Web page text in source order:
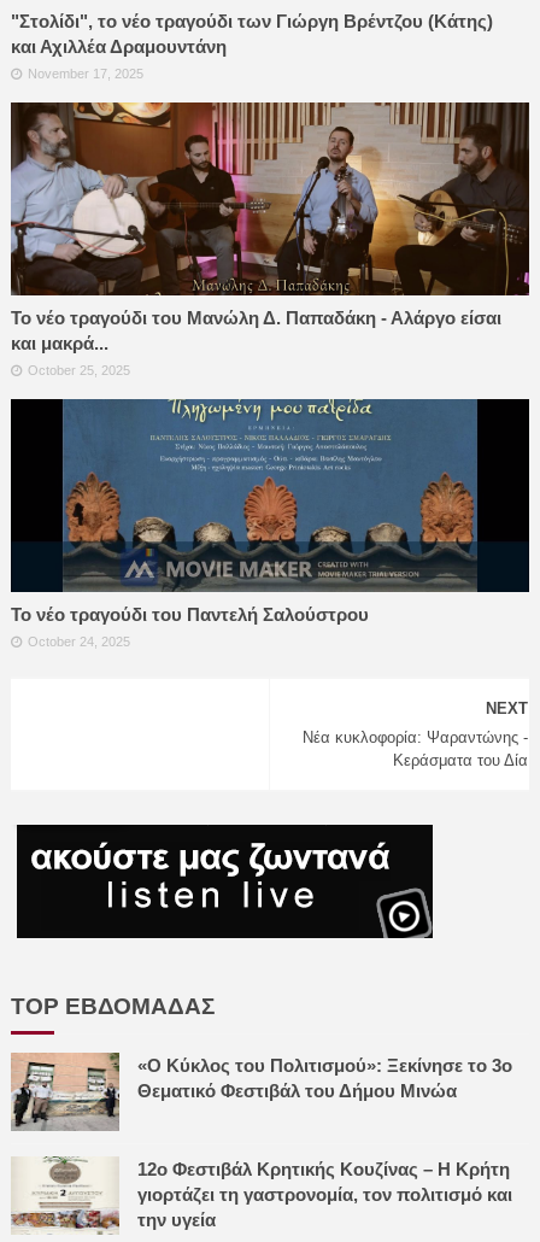
"Στολίδι", το νέο τραγούδι των Γιώργη Βρέντζου (Κάτης)
και Αχιλλέα Δραμουντάνη
November 17, 2025
Το νέο τραγούδι του Μανώλη Δ. Παπαδάκη - Αλάργο είσαι
και μακρά...
October 25, 2025
Το νέο τραγούδι του Παντελή Σαλούστρου
October 24, 2025
NEXT
Νέα κυκλοφορία: Ψαραντώνης -
Κεράσματα του Δία
TOP ΕΒΔΟΜΑΔΑΣ
«Ο Κύκλος του Πολιτισμού»: Ξεκίνησε το 3ο
Θεματικό Φεστιβάλ του Δήμου Μινώα
12ο Φεστιβάλ Κρητικής Κουζίνας – Η Κρήτη
γιορτάζει τη γαστρονομία, τον πολιτισμό και
την υγεία